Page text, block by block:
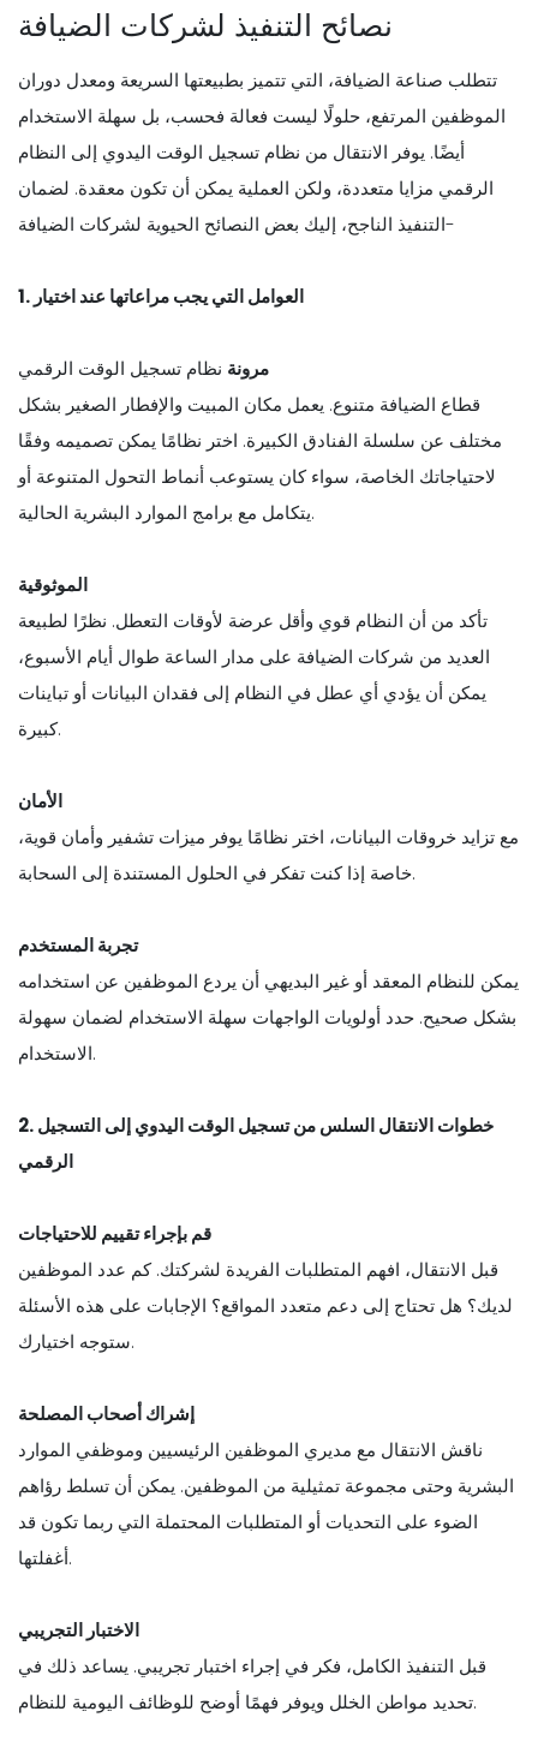
نصائح التنفيذ لشركات الضيافة
تتطلب صناعة الضيافة، التي تتميز بطبيعتها السريعة ومعدل دوران
الموظفين المرتفع، حلولًا ليست فعالة فحسب، بل سهلة الاستخدام
أيضًا. يوفر الانتقال من نظام تسجيل الوقت اليدوي إلى النظام
الرقمي مزايا متعددة، ولكن العملية يمكن أن تكون معقدة. لضمان
التنفيذ الناجح، إليك بعض النصائح الحيوية لشركات الضيافة-
1. العوامل التي يجب مراعاتها عند اختيار
مرونة نظام تسجيل الوقت الرقمي
قطاع الضيافة متنوع. يعمل مكان المبيت والإفطار الصغير بشكل
مختلف عن سلسلة الفنادق الكبيرة. اختر نظامًا يمكن تصميمه وفقًا
لاحتياجاتك الخاصة، سواء كان يستوعب أنماط التحول المتنوعة أو
يتكامل مع برامج الموارد البشرية الحالية.
الموثوقية
تأكد من أن النظام قوي وأقل عرضة لأوقات التعطل. نظرًا لطبيعة
العديد من شركات الضيافة على مدار الساعة طوال أيام الأسبوع،
يمكن أن يؤدي أي عطل في النظام إلى فقدان البيانات أو تباينات
كبيرة.
الأمان
مع تزايد خروقات البيانات، اختر نظامًا يوفر ميزات تشفير وأمان قوية،
خاصة إذا كنت تفكر في الحلول المستندة إلى السحابة.
تجربة المستخدم
يمكن للنظام المعقد أو غير البديهي أن يردع الموظفين عن استخدامه
بشكل صحيح. حدد أولويات الواجهات سهلة الاستخدام لضمان سهولة
الاستخدام.
2. خطوات الانتقال السلس من تسجيل الوقت اليدوي إلى التسجيل
الرقمي
قم بإجراء تقييم للاحتياجات
قبل الانتقال، افهم المتطلبات الفريدة لشركتك. كم عدد الموظفين
لديك؟ هل تحتاج إلى دعم متعدد المواقع؟ الإجابات على هذه الأسئلة
ستوجه اختيارك.
إشراك أصحاب المصلحة
ناقش الانتقال مع مديري الموظفين الرئيسيين وموظفي الموارد
البشرية وحتى مجموعة تمثيلية من الموظفين. يمكن أن تسلط رؤاهم
الضوء على التحديات أو المتطلبات المحتملة التي ربما تكون قد
أغفلتها.
الاختبار التجريبي
قبل التنفيذ الكامل، فكر في إجراء اختبار تجريبي. يساعد ذلك في
تحديد مواطن الخلل ويوفر فهمًا أوضح للوظائف اليومية للنظام.